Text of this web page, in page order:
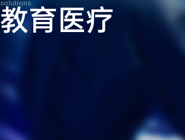
solutions
教育医疗